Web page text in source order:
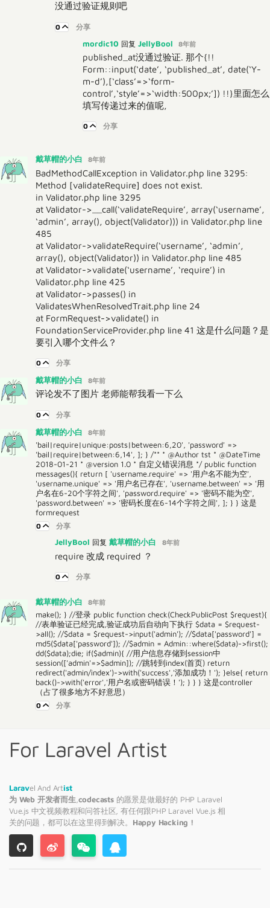
没通过验证规则吧
0 分享
mordic10 回复 JellyBool 8年前
published_at没通过验证. 那个{!!
Form::input(‘date’, ‘published_at’, date(‘Y-
m-d’),[‘class’=>‘form-
control’,‘style’=>‘width:500px;’]) !!}里面怎么
填写传递过来的值呢,
0 分享
戴草帽的小白 8年前
BadMethodCallException in Validator.php line 3295:
Method [validateRequire] does not exist.
in Validator.php line 3295
at Validator->__call(‘validateRequire’, array(‘username’,
‘admin’, array(), object(Validator))) in Validator.php line
485
at Validator->validateRequire(‘username’, ‘admin’,
array(), object(Validator)) in Validator.php line 485
at Validator->validate(‘username’, ‘require’) in
Validator.php line 425
at Validator->passes() in
ValidatesWhenResolvedTrait.php line 24
at FormRequest->validate() in
FoundationServiceProvider.php line 41 这是什么问题？是
要引入哪个文件么？
0 分享
戴草帽的小白 8年前
评论发不了图片 老师能帮我看一下么
0 分享
戴草帽的小白 8年前
'bail|require|unique:posts|between:6,20', 'password' =>
'bail|require|between:6,14', ]; } /** * @Author tst * @DateTime
2018-01-21 * @version 1.0 * 自定义错误消息 */ public function
messages(){ return [ 'username.require' => '用户名不能为空',
'username.unique' => '用户名已存在', 'username.between' => '用
户名在6-20个字符之间', 'password.require' => '密码不能为空',
'password.between' => '密码长度在6-14个字符之间', ]; } } 这是
formrequest
0 分享
JellyBool 回复 戴草帽的小白 8年前
require 改成 required ？
0 分享
戴草帽的小白 8年前
make(); } //登录 public function check(CheckPublicPost $request){
//表单验证已经完成,验证成功后自动向下执行 $data = $request-
>all(); //$data = $request->input('admin'); //$data['password'] =
md5($data['password']); //$admin = Admin::where($data)->first();
dd($data);die; if($admin){ //用户信息存储到session中
session(['admin'=>$admin]); //跳转到index(首页) return
redirect('admin/index')->with('success','添加成功！'); }else{ return
back()->with('error','用户名或密码错误！'); } } } 这是controller
（占了很多地方不好意思）
0 分享
For Laravel Artist
Laravel And Artist
为 Web 开发者而生 codecasts的愿景是做最好的 PHP Laravel
Vue.js 中文视频教程和问答社区, 有任何跟PHP Laravel Vue.js 相
关的问题，都可以在这里得到解决。 Happy Hacking !